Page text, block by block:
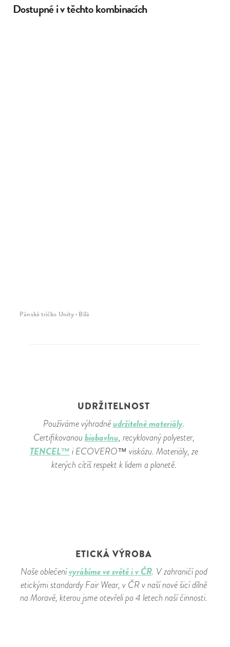
Dostupné i v těchto kombinacích
Pánské tričko Unity · Bílá
UDRŽITELNOST
Používáme výhradněudržitelné materiály.
Certifikovanou biobavlnu, recyklovaný polyester,
TENCEL™ i ECOVERO™ viskózu. Materiály, ze
kterých cítíš respekt k lidem a planetě.
ETICKÁ VÝROBA
Naše oblečenívyrábíme ve světě i v ČR. V zahraničí pod
etickými standardy Fair Wear, v ČR v naší nové šicí dílně
na Moravě, kterou jsme otevřeli po 4 letech naší činnosti.